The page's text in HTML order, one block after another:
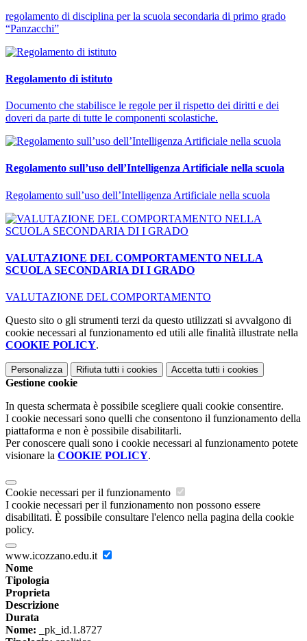
regolamento di disciplina per la scuola secondaria di primo grado
“Panzacchi”
Regolamento di istituto
Documento che stabilisce le regole per il rispetto dei diritti e dei
doveri da parte di tutte le componenti scolastiche.
Regolamento sull’uso dell’Intelligenza Artificiale nella scuola
Regolamento sull’uso dell’Intelligenza Artificiale nella scuola
VALUTAZIONE DEL COMPORTAMENTO NELLA
SCUOLA SECONDARIA DI I GRADO
VALUTAZIONE DEL COMPORTAMENTO
Questo sito o gli strumenti terzi da questo utilizzati si avvalgono di
cookie necessari al funzionamento ed utili alle finalità illustrate nella
COOKIE POLICY.
Personalizza Rifiuta tutti i cookies Accetta tutti i cookies
Gestione cookie
In questa schermata è possibile scegliere quali cookie consentire.
I cookie necessari sono quelli che consentono il funzionamento della
piattaforma e non è possibile disabilitarli.
Per conoscere quali sono i cookie necessari al funzionamento potete
visionare la COOKIE POLICY.
Cookie necessari per il funzionamento
I cookie necessari per il funzionamento non possono essere
disabilitati. È possibile consultare l'elenco nella pagina della cookie
policy.
www.icozzano.edu.it
Nome
Tipologia
Proprieta
Descrizione
Durata
Nome: _pk_id.1.8727